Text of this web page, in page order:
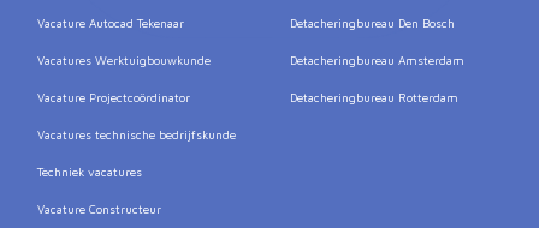
Vacature Autocad Tekenaar
Vacatures Werktuigbouwkunde
Vacature Projectcoördinator
Vacatures technische bedrijfskunde
Techniek vacatures
Vacature Constructeur
Detacheringbureau Den Bosch
Detacheringbureau Amsterdam
Detacheringbureau Rotterdam